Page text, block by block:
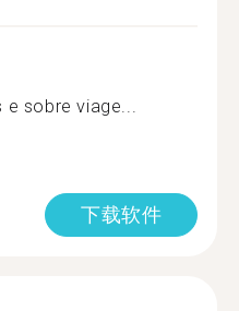
e sobre viage...
下载软件